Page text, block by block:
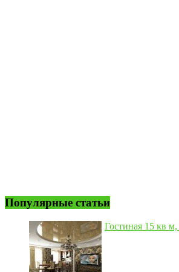
Популярные статьи
Гостиная 15 кв